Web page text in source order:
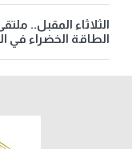
الثلاثاء المقبل..
الطاقة الخضراء في